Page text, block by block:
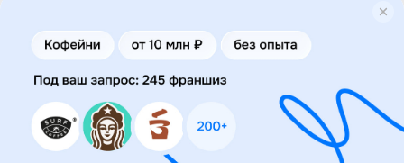
финансовые услуги. Заключение договоров
коммерческой концессии (франчайзинга) осуществляется
правообладателями/их представителями. Бизнесменс.ру
не является посредником или представителем
правообладателя и не несет ответственность за условия
предоставления франшизы и действия лиц,
осуществленные на основании информации, имеющейся